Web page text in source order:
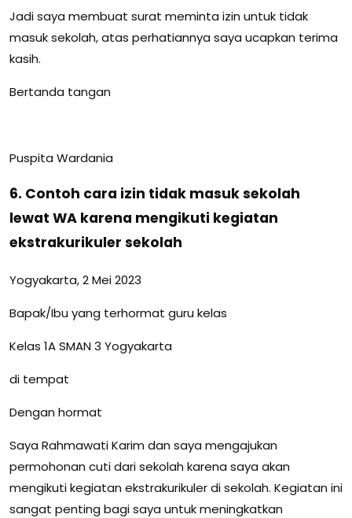
Jadi saya membuat surat meminta izin untuk tidak
masuk sekolah, atas perhatiannya saya ucapkan terima
kasih.
Bertanda tangan
Puspita Wardania
6. Contoh cara izin tidak masuk sekolah
lewat WA karena mengikuti kegiatan
ekstrakurikuler sekolah
Yogyakarta, 2 Mei 2023
Bapak/Ibu yang terhormat guru kelas
Kelas 1A SMAN 3 Yogyakarta
di tempat
Dengan hormat
Saya Rahmawati Karim dan saya mengajukan
permohonan cuti dari sekolah karena saya akan
mengikuti kegiatan ekstrakurikuler di sekolah. Kegiatan ini
sangat penting bagi saya untuk meningkatkan